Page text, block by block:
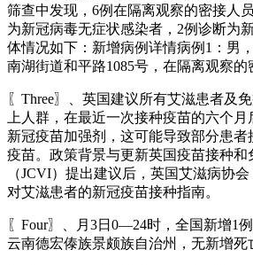
筛查中发现，6例在隔离观察的密接人
为新冠病毒无症状感染者，2例诊断为
体情况如下：新增病例详情病例1：男
南湖街道和平路1085号，在隔离观察的
〖Three〗、英国建议所有艾滋患者及
上人群，在最近一次接种疫苗的六个
新冠疫苗加强剂，这可能导致部分患
疫苗。政策背景与更新英国疫苗接种和
（JCVI）提出建议后，英国艾滋病协
对艾滋患者的新冠疫苗接种指南。
〖Four〗、月3日0—24时，全国新增1
云南德宏傣族景颇族自治州，无新增死